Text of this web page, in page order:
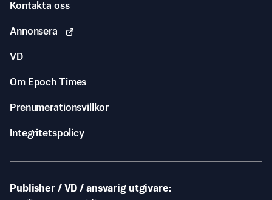
Kontakta oss
Annonsera
VD
Om Epoch Times
Prenumerationsvillkor
Integritetspolicy
Publisher / VD / ansvarig utgivare